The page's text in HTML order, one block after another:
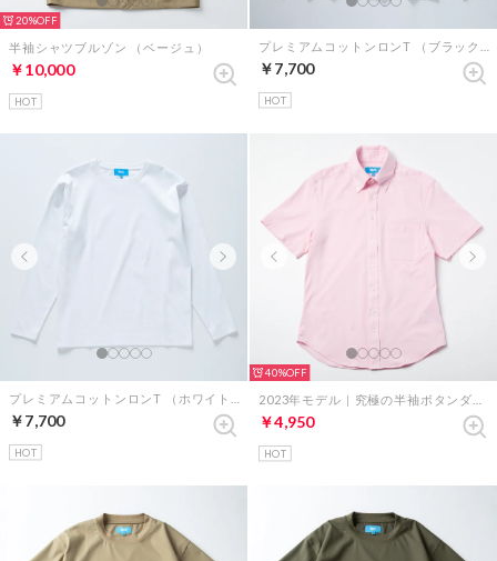
20%
半袖シャツブルゾン （ベージュ）
￥10,000
HOT
￥7,700
HOT
￥7,700
HOT
40%
￥4,950
HOT